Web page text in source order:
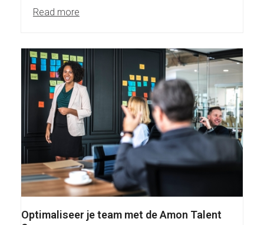
Read more
Optimaliseer je team met de Amon Talent